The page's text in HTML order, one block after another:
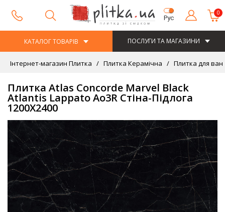
Рус
0
КАТАЛОГ ТОВАРІВ ПОСЛУГИ ТА МАГАЗИНИ
Інтернет-магазин Плитка Плитка Керамічна Плитка для
Плитка Atlas Concorde Marvel Black
Atlantis Lappato Ao3R Стіна-Підлога
1200Х2400